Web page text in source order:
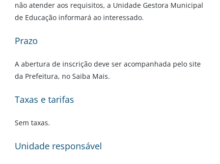
não atender aos requisitos, a Unidade Gestora Municipal
de Educação informará ao interessado.
Prazo
A abertura de inscrição deve ser acompanhada pelo site
da Prefeitura, no Saiba Mais.
Taxas e tarifas
Sem taxas.
Unidade responsável